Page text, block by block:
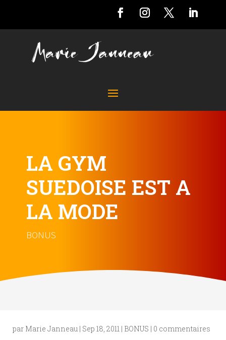
LA GYM
SUEDOISE EST A
LA MODE
BONUS
par Marie Janneau | Sep 18, 2011 | BONUS | 0 commentaires